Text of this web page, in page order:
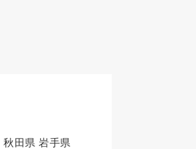
秋田県 岩手県